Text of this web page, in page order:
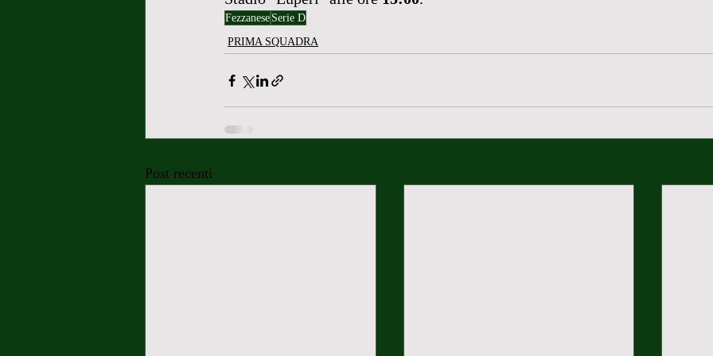
Fezzanese Serie D
PRIMA SQUADRA
Post recenti